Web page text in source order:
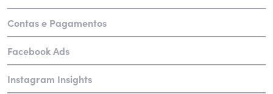
Contas e Pagamentos
Facebook Ads
Instagram Insights